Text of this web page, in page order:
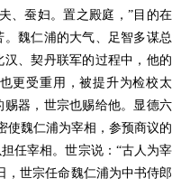
、蚕妇。置之殿庭，”目的在
魏仁浦的大气、足智多谋总
、契丹联军的过程中，他的
更受重用，被提升为检校太
器，世宗也赐给他。显德六
使魏仁浦为宰相，参预商议的
任宰相。世宗说：“古人为宰
，世宗任命魏仁浦为中书侍郎